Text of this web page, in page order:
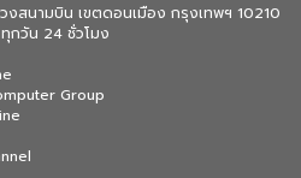
งสนามบิน เขตดอนเมือง กรุงเทพฯ 10210
กวัน 24 ชั่วโมง
Group